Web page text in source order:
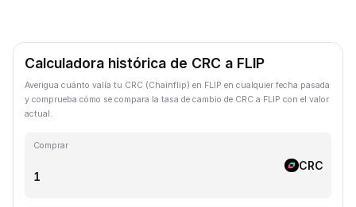
Calculadora histórica de CRC a FLIP
Averigua cuánto valía tu CRC (Chainflip) en FLIP en cualquier fecha pasada
y comprueba cómo se compara la tasa de cambio de CRC a FLIP con el valor
actual.
Comprar
CRC